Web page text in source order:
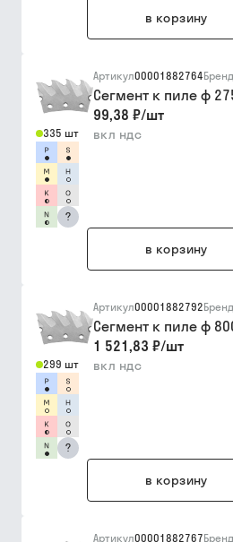
в корзину
335 шт
?
Артикул00001882764Бренд
Сегмент к пиле ф
99,38 ₽/шт
вкл ндс
в корзину
299 шт
?
Артикул00001882792Бренд
Сегмент к пиле ф
1 521,83 ₽/шт
вкл ндс
в корзину
Артикул00001882767Бренд